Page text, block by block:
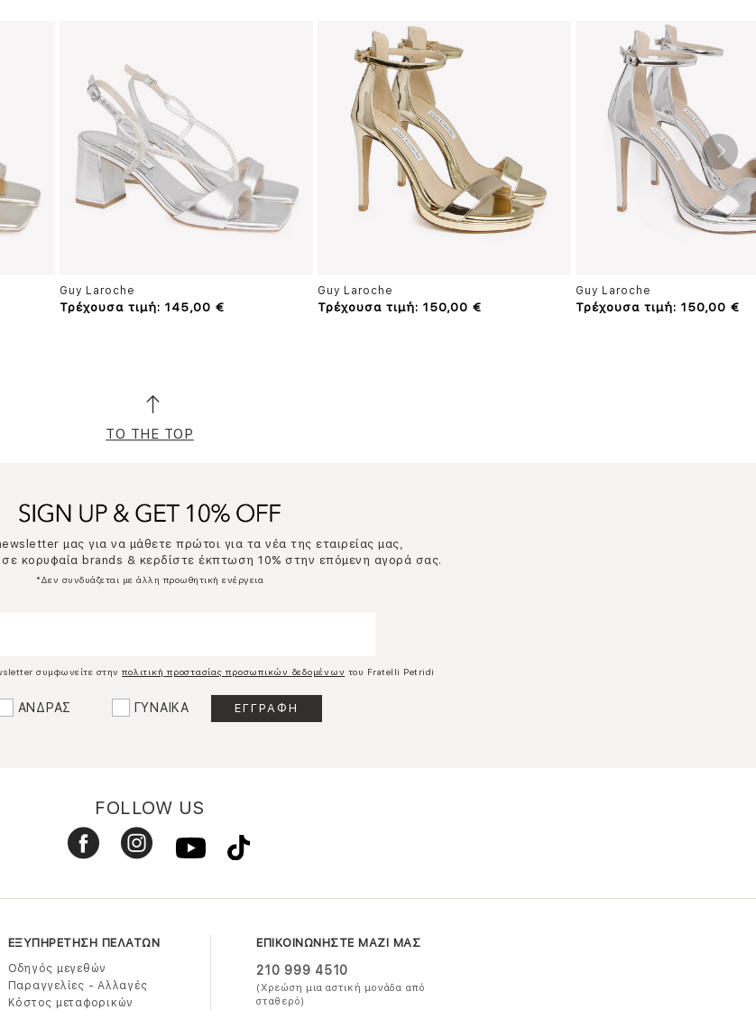
Guy Laroche
Τρέχουσα τιμή: 145,00 €
Guy Laroche
Τρέχουσα τιμή: 150,00 €
Guy Laroche
Τρέχουσα τιμή: 150,00 €
TO THE TOP
μας για να μάθετε πρώτοι για τα νέα της εταιρείας μας,
κορυφαία brands & κερδίστε έκπτωση 10% στην επόμενη αγορά σας.
*Δεν συνδυάζεται με άλλη προωθητική ενέργεια
συμφωνείτε στηνπολιτική προστασίας προσωπικών δεδομένων του Fratelli Petridi
ΑΝΔΡΑΣ ΓΥΝΑΙΚΑ
FOLLOW US
ΕΞΥΠΗΡΕΤΗΣΗ ΠΕΛΑΤΩΝ
Οδηγός μεγεθών
Παραγγελίες - Αλλαγές
Κόστος μεταφορικών
ΕΠΙΚΟΙΝΩΝΗΣΤΕ ΜΑΖΙ ΜΑΣ
210 999 4510
(Χρεώση μια αστική μονάδα από
σταθερό)